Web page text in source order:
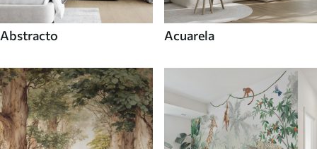
Abstracto Acuarela